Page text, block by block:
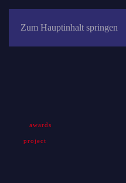
Zum Hauptinhalt springen
newsauszeichnungen
awards
project